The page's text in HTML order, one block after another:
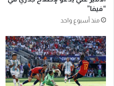
“فيفا”
منذ أسبوع واحد